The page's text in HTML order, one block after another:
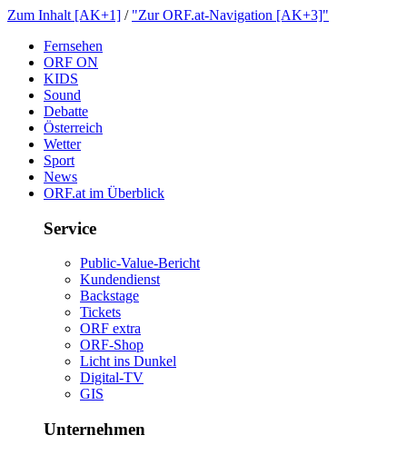
ZumInhalt[AK+1] / "ZurORF.at-Navigation[AK+3]"
Fernsehen
ORFON
KIDS
Sound
Debatte
Österreich
Wetter
Sport
News
ORF.atimÜberblick
Service
Public-Value-Bericht
Kundendienst
Backstage
Tickets
ORFextra
ORF-Shop
LichtinsDunkel
Digital-TV
GIS
Unternehmen